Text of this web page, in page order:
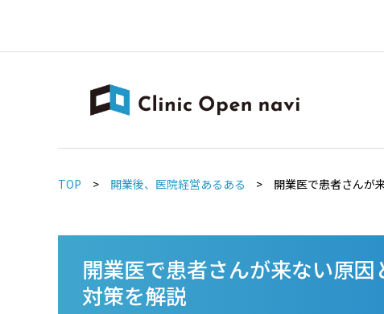
TOP > 開業後、医院経営あるある > 開業医で患者さんが
開業医で患者さんが来ない原
対策を解説